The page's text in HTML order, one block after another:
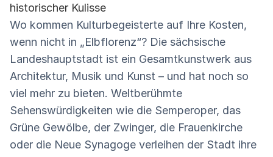
historischer Kulisse
Wo kommen Kulturbegeisterte auf Ihre Kosten,
wenn nicht in „Elbflorenz“? Die sächsische
Landeshauptstadt ist ein Gesamtkunstwerk aus
Architektur, Musik und Kunst – und hat noch so
viel mehr zu bieten. Weltberühmte
Sehenswürdigkeiten wie die Semperoper, das
Grüne Gewölbe, der Zwinger, die Frauenkirche
oder die Neue Synagoge verleihen der Stadt ihre